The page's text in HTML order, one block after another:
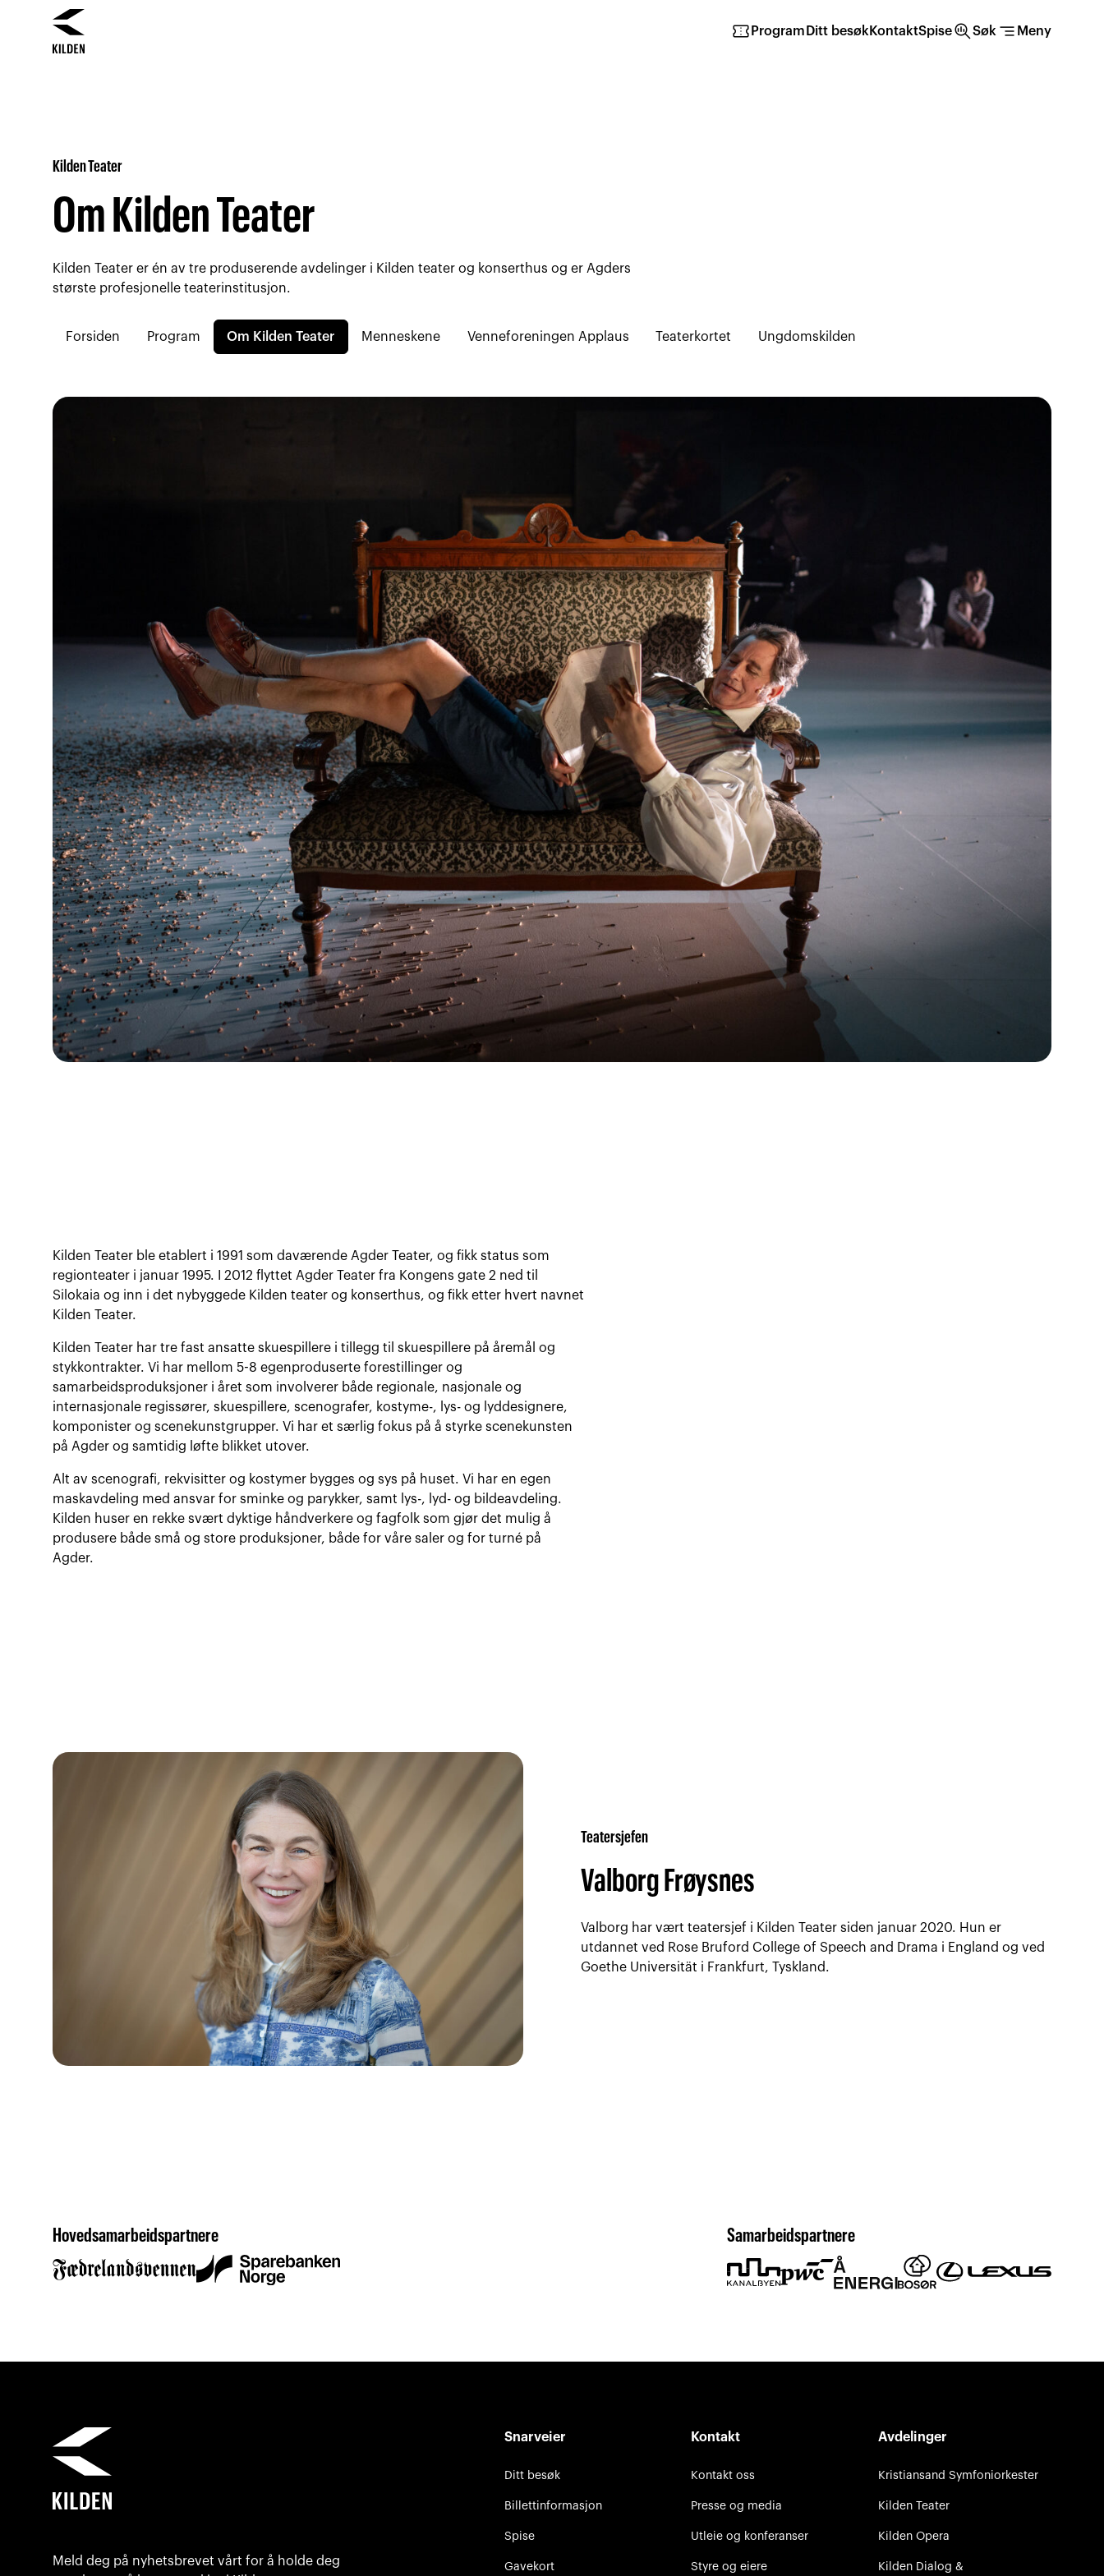
confirmation_number Program Ditt besøkKontaktSpisesearch_insightsSøk segment Meny
Kilden Teater
Om Kilden Teater
Kilden Teater er én av tre produserende avdelinger i Kilden teater og konserthus og er Agders
største profesjonelle teaterinstitusjon.
Forsiden Program Om Kilden Teater Menneskene Venneforeningen Applaus Teaterkortet Ungdomskilden
Kilden Teater ble etablert i 1991 som daværende Agder Teater, og fikk status som
regionteater i januar 1995. I 2012 flyttet Agder Teater fra Kongens gate 2 ned til
Silokaia og inn i det nybyggede Kilden teater og konserthus, og fikk etter hvert navnet
Kilden Teater.
Kilden Teater har tre fast ansatte skuespillere i tillegg til skuespillere på åremål og
stykkontrakter. Vi har mellom 5-8 egenproduserte forestillinger og
samarbeidsproduksjoner i året som involverer både regionale, nasjonale og
internasjonale regissører, skuespillere, scenografer, kostyme-, lys- og lyddesignere,
komponister og scenekunstgrupper. Vi har et særlig fokus på å styrke scenekunsten
på Agder og samtidig løfte blikket utover.
Alt av scenografi, rekvisitter og kostymer bygges og sys på huset. Vi har en egen
maskavdeling med ansvar for sminke og parykker, samt lys-, lyd- og bildeavdeling.
Kilden huser en rekke svært dyktige håndverkere og fagfolk som gjør det mulig å
produsere både små og store produksjoner, både for våre saler og for turné på
Agder.
Teatersjefen
Valborg Frøysnes
Valborg har vært teatersjef i Kilden Teater siden januar 2020. Hun er
utdannet ved Rose Bruford College of Speech and Drama i England og ved
Goethe Universität i Frankfurt, Tyskland.
Hovedsamarbeidspartnere Samarbeidspartnere
Meld deg på nyhetsbrevet vårt for å holde deg
Snarveier
Ditt besøk
Billettinformasjon
Spise
Gavekort
Kontakt
Kontakt oss
Presse og media
Utleie og konferanser
Styre og eiere
Avdelinger
Kristiansand Symfoniorkester
Kilden Teater
Kilden Opera
Kilden Dialog &